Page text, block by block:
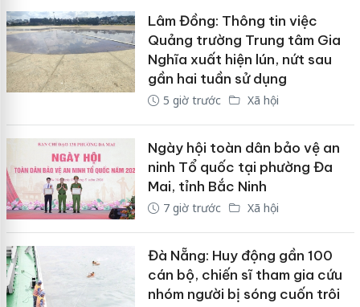
Lâm Đồng: Thông tin việc
Quảng trường Trung tâm Gia
Nghĩa xuất hiện lún, nứt sau
gần hai tuần sử dụng
5 giờ trước Xã hội
Ngày hội toàn dân bảo vệ an
ninh Tổ quốc tại phường Đa
Mai, tỉnh Bắc Ninh
7 giờ trước Xã hội
Đà Nẵng: Huy động gần 100
cán bộ, chiến sĩ tham gia cứu
nhóm người bị sóng cuốn trôi